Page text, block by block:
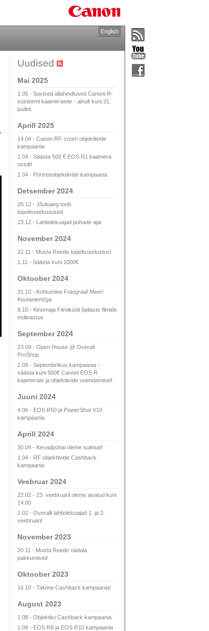
English
Uudised
Mai 2025
1.05 - Suvised allahindlused Canoni R-
süsteemi kaameratele - ainult kuni 31.
juulini.
Aprill 2025
14.04 - Canon RF-zoom objektiivide
kampaania
1.04 - Säästa 500 € EOS R1 kaamera
ostult!
1.04 - Portreeobjektiivide kampaania
Detsember 2024
26.12 - Jõuluaeg toob
topeltsoodustused
23.12 - Lahtiolekuajad pühade ajal
November 2024
22.11 - Musta Reede topeltsoodustus!
1.11 - Säästa kuni 1000€
Oktoober 2024
31.10 - Kohtumine Fotograaf Meeri
Koutaniemi'ga
8.10 - Kinomaja Filmikooli õpilaste filmide
esilinastus
September 2024
23.09 - Open House @ Overall
ProShop
2.09 - Septembrikuu kampaania -
säästa kuni 500€ Canoni EOS R
kaamerate ja objektiivide uuendamisel!
Juuni 2024
4.06 - EOS R50 ja PowerShot V10
kampaania
Aprill 2024
30.04 - Kevadpühal oleme suletud!
1.04 - RF objektiivide Cashback
kampaania
Veebruar 2024
22.02 - 23. veebruaril oleme avatud kuni
14.00
1.02 - Overalli lahtiolekuajad 1. ja 2.
veebruaril
November 2023
20.11 - Musta Reede nädala
pakkumised
Oktoober 2023
16.10 - Talvine Cashback kampaania!
August 2023
1.08 - Objektiivi Cashback kampaania
1.08 - EOS R8 ja EOS R10 kampaania